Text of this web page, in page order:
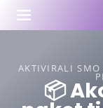
AKTIVIRALI SMO
📦